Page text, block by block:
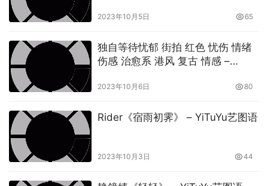
2023年10月5日 65
独自等待忧郁 街拍 红色 忧伤 情绪
伤感 治愈系 港风 复古 情感 –
2023年10月6日 80
Rider《宿雨初霁》 – YiTuYu艺图语
2023年10月3日 44